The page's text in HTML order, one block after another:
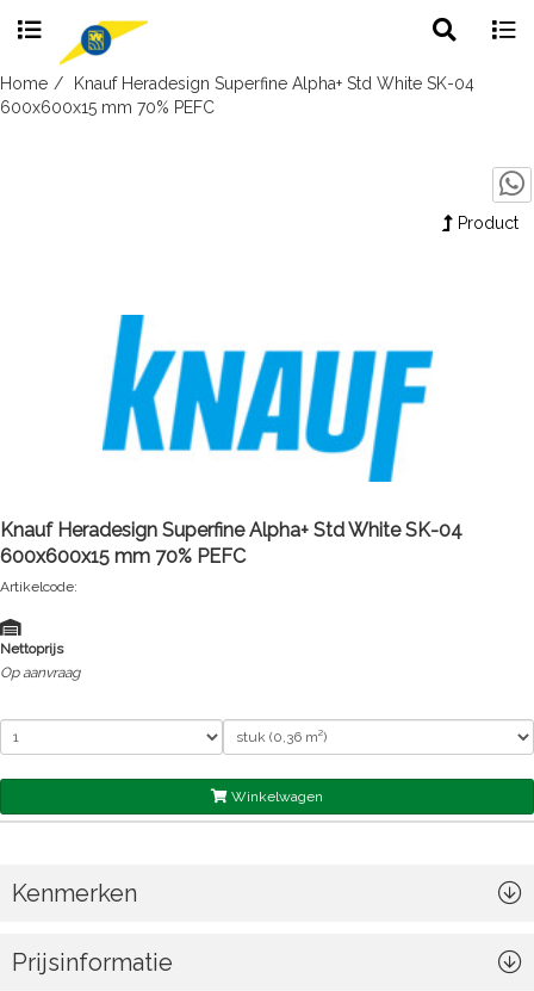
Skip
to
search
Home
Knauf Heradesign Superfine Alpha+ Std White SK-04
600x600x15 mm 70% PEFC
Product
Knauf Heradesign Superfine Alpha+ Std White SK-04
600x600x15 mm 70% PEFC
Artikelcode:
Nettoprijs
Op aanvraag
Winkelwagen
Kenmerken
Prijsinformatie